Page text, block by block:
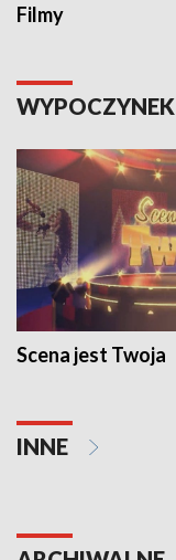
Filmy
Scena jest Twoja
INNE